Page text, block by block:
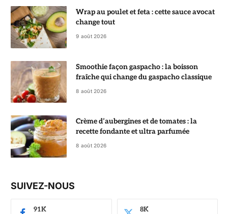
Wrap au poulet et feta : cette sauce avocat
change tout
9 août 2026
Smoothie façon gaspacho : la boisson
fraîche qui change du gaspacho classique
8 août 2026
Crème d’aubergines et de tomates : la
recette fondante et ultra parfumée
8 août 2026
SUIVEZ-NOUS
91K 8K